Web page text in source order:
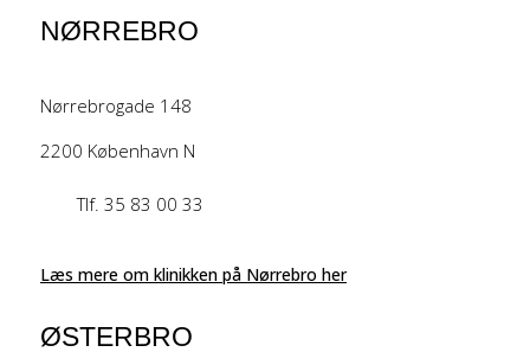
NØRREBRO
Nørrebrogade 148
2200 København N
Tlf. 35 83 00 33
Læs mere om klinikken på Nørrebro her
ØSTERBRO